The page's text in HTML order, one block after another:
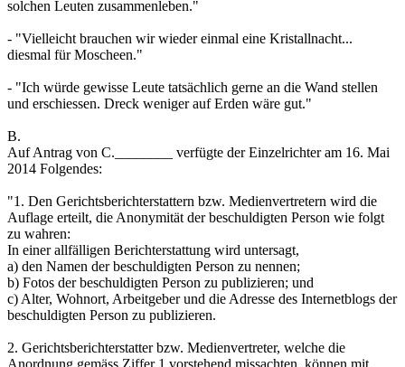
solchen Leuten zusammenleben."
- "Vielleicht brauchen wir wieder einmal eine Kristallnacht...
diesmal für Moscheen."
- "Ich würde gewisse Leute tatsächlich gerne an die Wand stellen
und erschiessen. Dreck weniger auf Erden wäre gut."
B.
Auf Antrag von C.________ verfügte der Einzelrichter am 16. Mai
2014 Folgendes:
"1. Den Gerichtsberichterstattern bzw. Medienvertretern wird die
Auflage erteilt, die Anonymität der beschuldigten Person wie folgt
zu wahren:
In einer allfälligen Berichterstattung wird untersagt,
a) den Namen der beschuldigten Person zu nennen;
b) Fotos der beschuldigten Person zu publizieren; und
c) Alter, Wohnort, Arbeitgeber und die Adresse des Internetblogs der
beschuldigten Person zu publizieren.
2. Gerichtsberichterstatter bzw. Medienvertreter, welche die
Anordnung gemäss Ziffer 1 vorstehend missachten, können mit